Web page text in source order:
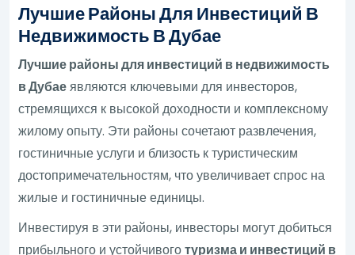
Лучшие Районы Для Инвестиций В
Недвижимость В Дубае
Лучшие районы для инвестиций в недвижимость
в Дубаеявляются ключевыми для инвесторов,
стремящихся к высокой доходности и комплексному
жилому опыту. Эти районы сочетают развлечения,
гостиничные услуги и близость к туристическим
достопримечательностям, что увеличивает спрос на
жилые и гостиничные единицы.
Инвестируя в эти районы, инвесторы могут добиться
прибыльного и устойчивоготуризма и инвестиций в